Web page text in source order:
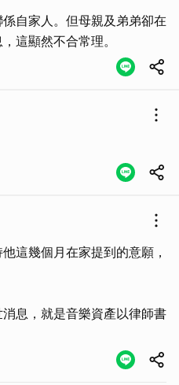
自家人。但母親及弟弟卻在
這顯然不合常理。
這幾個月在家提到的意願，
息，就是音樂資產以律師書